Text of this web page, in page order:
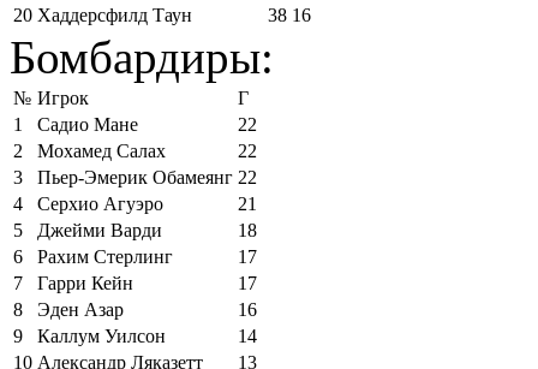
20 Хаддерсфилд Таун 38 16
Бомбардиры:
№ Игрок
Г
1
Садио Мане
22
2
Мохамед Салах
22
3
Пьер-Эмерик Обамеянг 22
4
Серхио Агуэро
21
5
Джейми Варди
18
6
Рахим Стерлинг
17
7
Гарри Кейн
17
8
Эден Азар
16
9
Каллум Уилсон
14
10 Александр Ляказетт
13